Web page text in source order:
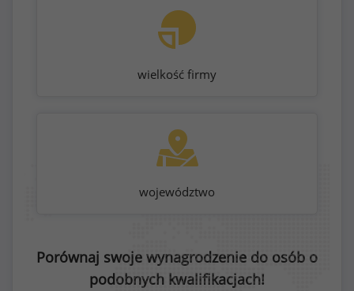
wielkość firmy
województwo
Porównaj swoje wynagrodzenie do osób o
podobnych kwalifikacjach!